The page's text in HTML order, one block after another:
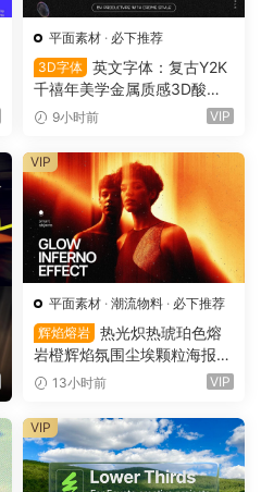
平面素材 · 必下推荐
3D字体 英文字体：复古Y2K
千禧年美学金属质感3D酸性
镀铬文字LOGO标题封面海报
e – 3D Style SVG Font（161
59）
9小时前 VIP
平面素材 · 潮流物料 · 必下推荐
辉焰熔岩 热光炽热琥珀色熔
岩橙辉焰氛围尘埃颗粒海报封
面设计PSD特效样机 Glow Inf
13小时前 VIP
VIP
VIP